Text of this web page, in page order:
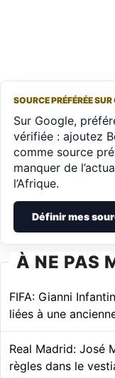
SOURCE PRÉFÉRÉE
Sur Google,
vérifiée : ajoutez
comme source
manquer de
l’Afrique.
Définir mes
À NE PAS
FIFA: Gianni
liées à une
Real Madrid: José
règles dans le